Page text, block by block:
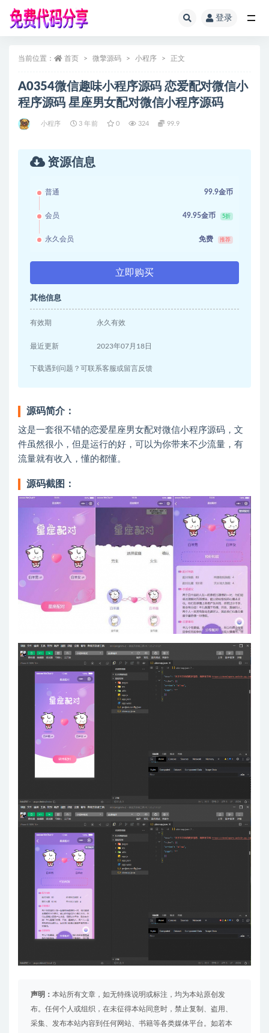
登录
当前位置： 首页 微擎源码 小程序 正文
A0354微信趣味小程序源码 恋爱配对微信小
程序源码 星座男女配对微信小程序源码
小程序 3 年前 0 324 99.9
资源信息
普通 99.9金币
会员 49.95金币 5折
永久会员 免费 推荐
立即购买
其他信息
有效期 永久有效
最近更新 2023年07月18日
下载遇到问题？可联系客服或留言反馈
源码简介：
这是一套很不错的恋爱星座男女配对微信小程序源码，文
件虽然很小，但是运行的好，可以为你带来不少流量，有
流量就有收入，懂的都懂。
源码截图：
声明： 本站所有文章，如无特殊说明或标注，均为本站原创发
布。任何个人或组织，在未征得本站同意时，禁止复制、盗用、
采集、发布本站内容到任何网站、书籍等各类媒体平台。如若本